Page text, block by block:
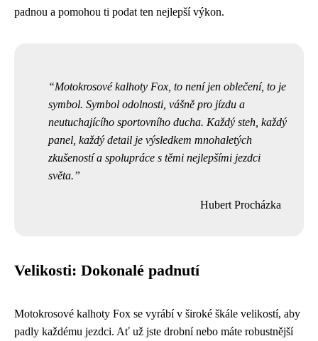
padnou a pomohou ti podat ten nejlepší výkon.
Motokrosové kalhoty Fox, to není jen oblečení, to je
symbol. Symbol odolnosti, vášně pro jízdu a
neutuchajícího sportovního ducha. Každý steh, každý
panel, každý detail je výsledkem mnohaletých
zkušeností a spolupráce s těmi nejlepšími jezdci
světa.
Hubert Procházka
Velikosti: Dokonalé padnutí
Motokrosové kalhoty Fox se vyrábí v široké škále velikostí, aby
padly každému jezdci. Ať už jste drobní nebo máte robustnější